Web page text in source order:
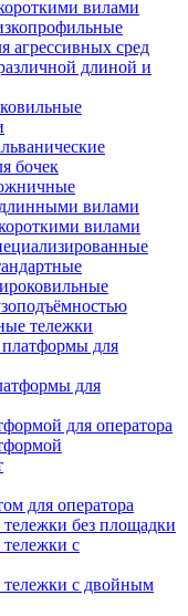
вилами
агрессивных сред
длиной и
бочек
вилами
вилами
тележки
для
для оператора
для оператора
без площадки
с
тележки с двойным